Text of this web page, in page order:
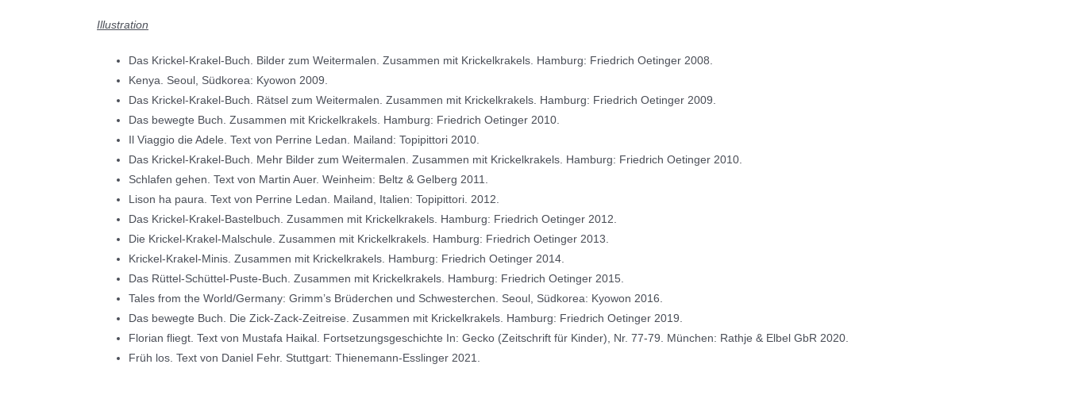
Illustration
Das Krickel-Krakel-Buch. Bilder zum Weitermalen. Zusammen mit Krickelkrakels. Hamburg: Friedrich Oetinger 2008.
Kenya. Seoul, Südkorea: Kyowon 2009.
Das Krickel-Krakel-Buch. Rätsel zum Weitermalen. Zusammen mit Krickelkrakels. Hamburg: Friedrich Oetinger 2009.
Das bewegte Buch. Zusammen mit Krickelkrakels. Hamburg: Friedrich Oetinger 2010.
Il Viaggio die Adele. Text von Perrine Ledan. Mailand: Topipittori 2010.
Das Krickel-Krakel-Buch. Mehr Bilder zum Weitermalen. Zusammen mit Krickelkrakels. Hamburg: Friedrich Oetinger 2010.
Schlafen gehen. Text von Martin Auer. Weinheim: Beltz & Gelberg 2011.
Lison ha paura. Text von Perrine Ledan. Mailand, Italien: Topipittori. 2012.
Das Krickel-Krakel-Bastelbuch. Zusammen mit Krickelkrakels. Hamburg: Friedrich Oetinger 2012.
Die Krickel-Krakel-Malschule. Zusammen mit Krickelkrakels. Hamburg: Friedrich Oetinger 2013.
Krickel-Krakel-Minis. Zusammen mit Krickelkrakels. Hamburg: Friedrich Oetinger 2014.
Das Rüttel-Schüttel-Puste-Buch. Zusammen mit Krickelkrakels. Hamburg: Friedrich Oetinger 2015.
Tales from the World/Germany: Grimm’s Brüderchen und Schwesterchen. Seoul, Südkorea: Kyowon 2016.
Das bewegte Buch. Die Zick-Zack-Zeitreise. Zusammen mit Krickelkrakels. Hamburg: Friedrich Oetinger 2019.
Florian fliegt. Text von Mustafa Haikal. Fortsetzungsgeschichte In: Gecko (Zeitschrift für Kinder), Nr. 77-79. München: Rathje & Elbel GbR 2020.
Früh los. Text von Daniel Fehr. Stuttgart: Thienemann-Esslinger 2021.